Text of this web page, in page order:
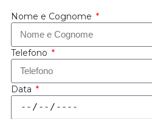
Nome e Cognome
Telefono
Data